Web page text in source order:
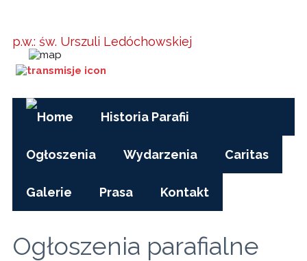
p.w.: św. Urszuli Ledóchowskiej
Historia Parafii
Ogłoszenia Wydarzenia Caritas
Galerie Prasa Kontakt
Ogłoszenia parafialne